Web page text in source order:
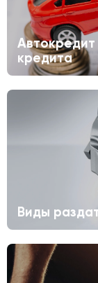
Автокредит
кредита
Виды